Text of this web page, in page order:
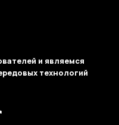
и являемся
технологий